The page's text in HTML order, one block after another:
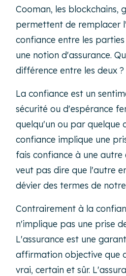
Cooman, les blockchains,
permettent de remplacer
confiance entre les
une notion d'assurance.
différence entre les deux ?
La confiance est un
sécurité ou d'espérance
quelqu'un ou par quelque
confiance implique une
fais confiance à une autre
veut pas dire que l'autre
dévier des termes de
Contrairement à la
n'implique pas une prise
L'assurance est une
affirmation objective que
vrai, certain et sûr.